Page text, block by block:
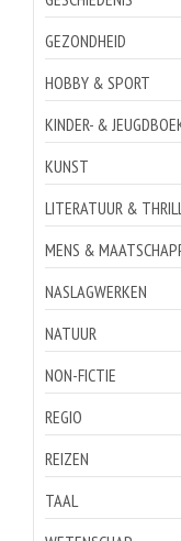
GEZONDHEID
HOBBY & SPORT
KINDER- &
KUNST
LITERATUUR &
MENS &
NASLAGWERKEN
NATUUR
NON-FICTIE
REGIO
REIZEN
TAAL